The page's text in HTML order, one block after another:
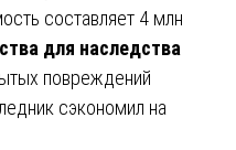
составляет 4 млн
для наследства
повреждений
сэкономил на